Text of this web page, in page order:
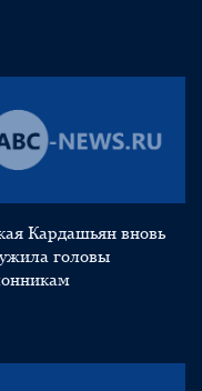
Кардашьян вновь
головы